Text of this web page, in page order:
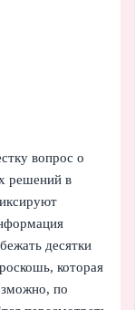
вопрос о
решений в
десятки
которая
по